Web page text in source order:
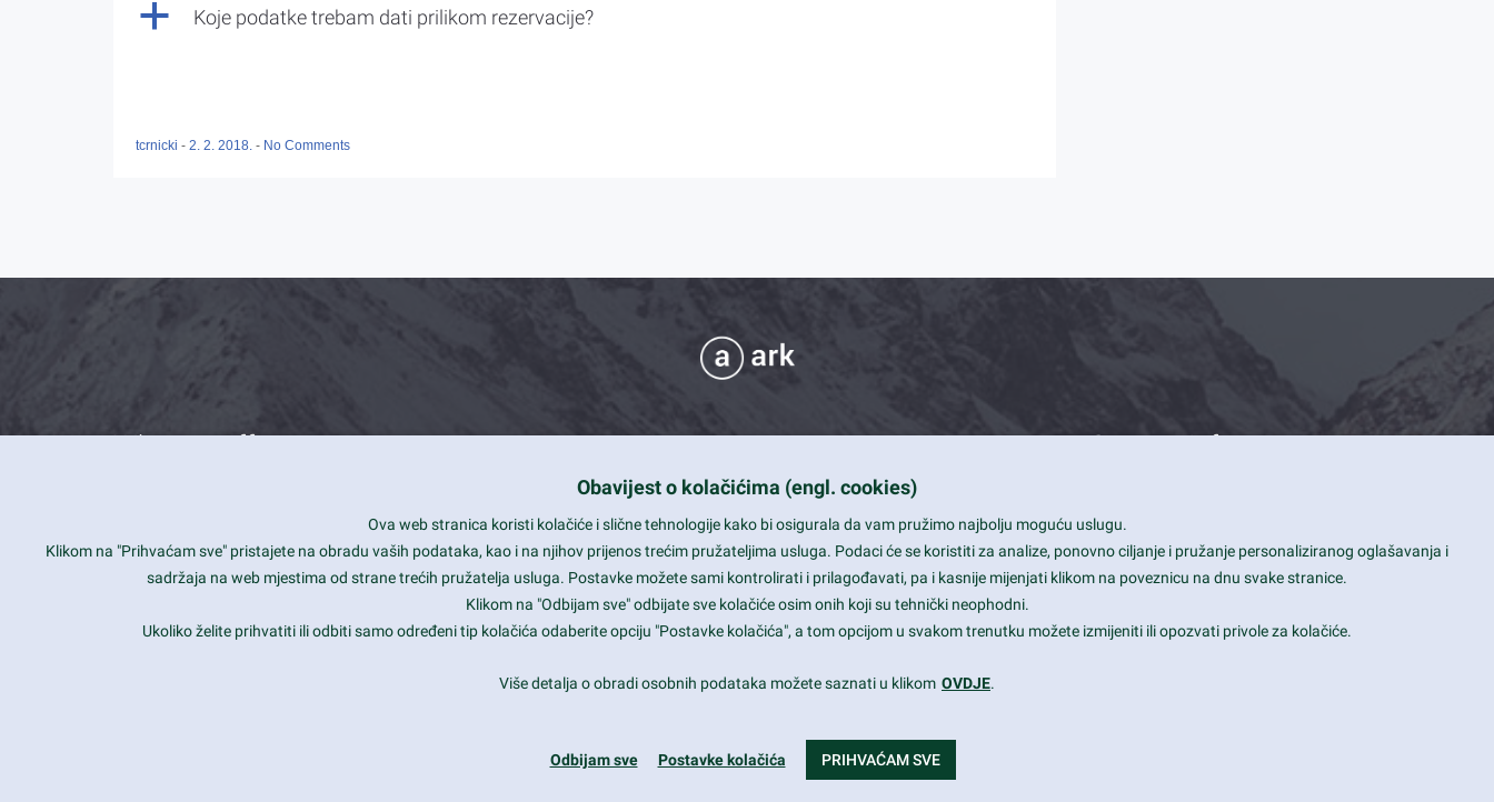
a Koje podatke trebam dati prilikom rezervacije?
tcrnicki - 2. 2. 2018. - No Comments
What we offer
Is your website user friendly?
Ark offers weekly stunning designs.
Why our customers love Ark?
Smart and beautiful design
Unlimited Eelements
Mobile ready
Contact Info
View, CA 94043
+1 650-253-0000
Daily: 9:00 am - 6:00 pm
Obavijest o kolačićima (engl. cookies)
Ova web stranica koristi kolačiće i slične tehnologije kako bi osigurala da vam pružimo najbolju moguću uslugu.
Klikom na "Prihvaćam sve" pristajete na obradu vaših podataka, kao i na njihov prijenos trećim pružateljima usluga. Podaci će se koristiti za analize, ponovno ciljanje i pružanje personaliziranog oglašavanja i
sadržaja na web mjestima od strane trećih pružatelja usluga. Postavke možete sami kontrolirati i prilagođavati, pa i kasnije mijenjati klikom na poveznicu na dnu svake stranice.
Klikom na "Odbijam sve" odbijate sve kolačiće osim onih koji su tehnički neophodni.
Ukoliko želite prihvatiti ili odbiti samo određeni tip kolačića odaberite opciju "Postavke kolačića", a tom opcijom u svakom trenutku možete izmijeniti ili opozvati privole za kolačiće.
Više detalja o obradi osobnih podataka možete saznati u klikom OVDJE.
Odbijam sve Postavke kolačića PRIHVAĆAM SVE